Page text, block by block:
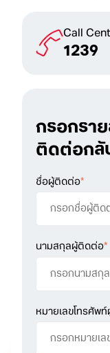
Call
1239
กรอกรา
ติดต่อกลั
ชื่อผู้ติดต่อ*
นามสกุลผู้ติดต่อ*
หมายเลขโทรศัพ